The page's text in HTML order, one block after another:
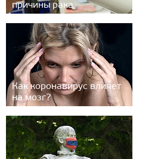
причины рака
Как коронавирус влияет
на мозг?